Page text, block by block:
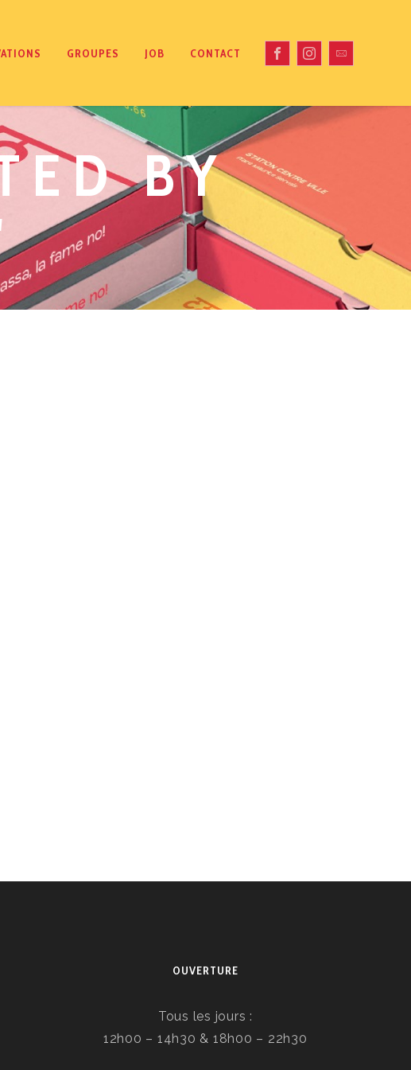
GROUPES JOB CONTACT
BY
OUVERTURE
Tous les jours :
12h00 – 14h30 & 18h00 – 22h30